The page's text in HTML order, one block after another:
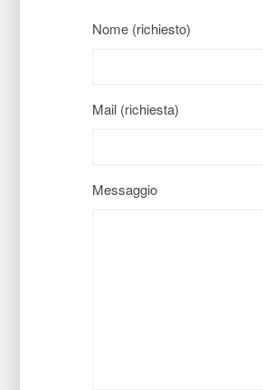
Nome (richiesto)
Mail (richiesta)
Messaggio